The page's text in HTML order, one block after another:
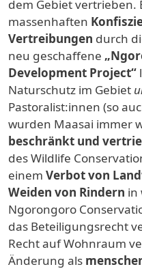
dem Gebiet vertrieben.
massenhaften
Vertreibungen durch
neu geschaffene
Development Project“
Naturschutz im Gebiet
Pastoralist:innen (so
wurden Maasai immer
beschränkt und
des Wildlife
einem Verbot von
Weiden von Rindern in
Ngorongoro
das Beteiligungsrecht
Recht auf Wohnraum
Änderung als